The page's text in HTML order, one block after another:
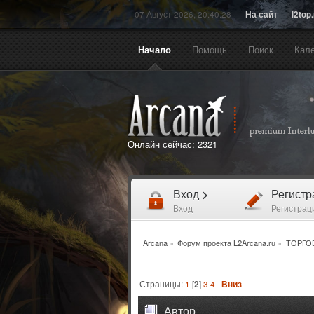
07 Август 2026, 20:40:28 На сайт
Начало Помощь Поиск
Онлайн сейчас: 2321
Вход >
Вход
Arcana» Форум проекта L2Arcana.ru »
Страницы: 1 [2]3 4 Вниз
Автор